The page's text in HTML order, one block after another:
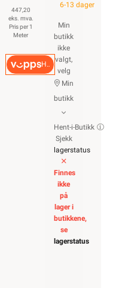
447,20
eks. mva.
Pris per 1
Meter
Hurtigkasse
6-13 dager
Min
butikk
ikke
valgt,
velg
Min
butikk
Hent-i-Butikk
Sjekk
lagerstatus
Finnes
ikke
på
lager i
butikkene,
se
lagerstatus